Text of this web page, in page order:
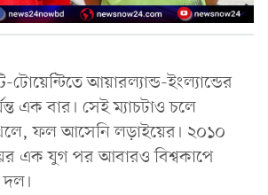
টোয়েন্টিতে আয়ারল্যান্ড-ইংল্যান্ডের
এক বার। সেই ম্যাচটাও চলে
ফল আসেনি লড়াইয়ের। ২০১০
এক যুগ পর আবারও বিশ্বকাপে